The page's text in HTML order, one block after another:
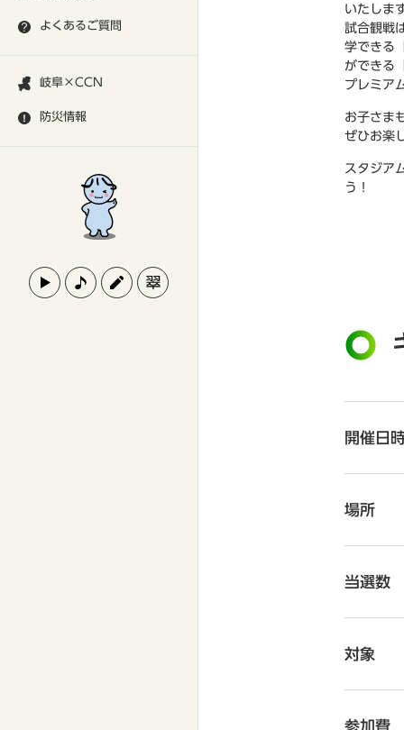
よくあるご質問
岐阜×CCN
防災情報
いたしま
試合観戦
学できる
ができる
プレミア
お子さま
ぜひお楽
スタジア
う！
開催日
場所
当選数
対象
参加費